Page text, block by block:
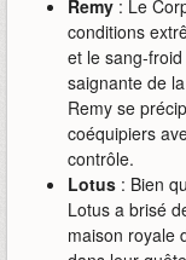
Remy : Le
conditions
et le sang-
saignante de
Remy se
coéquipiers
contrôle.
Lotus : Bien
Lotus a brisé
maison royale